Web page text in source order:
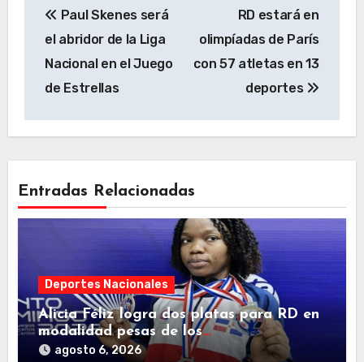
de
entradas
Paul Skenes será
el abridor de la Liga
Nacional en el Juego
de Estrellas
RD estará en
olimpíadas de París
con 57 atletas en 13
deportes
Entradas Relacionadas
Deportes Nacionales
Alicia Féliz logra dos platas para RD en
modalidad pesas de los
Centroamericanos
agosto 6, 2026